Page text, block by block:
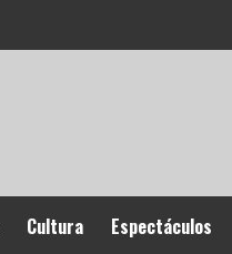
Cultura Espectáculos